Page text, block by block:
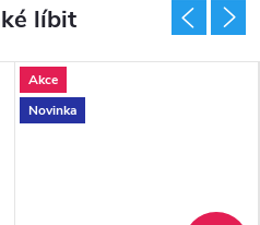
Akce
Novinka